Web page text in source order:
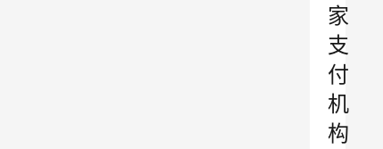
家
支
付
机
构